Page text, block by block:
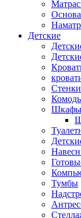
Детские
Шкафы
Тумбы